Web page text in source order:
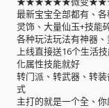
最新宝宝全部都有、
灵饰、大量仙玉+技能
各种玩法玩法有神器
上线直接送16个生活
化属性技能就好
转门派、转武器、转
式
主打的就是一个全、